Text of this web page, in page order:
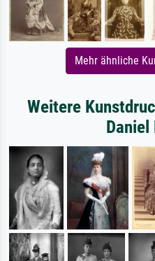
Mehr ähnliche
Weitere
Daniel